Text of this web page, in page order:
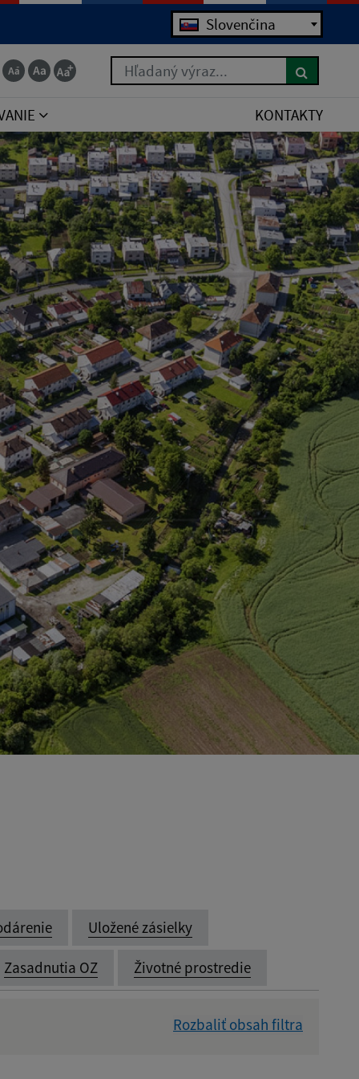
Slovenčina
Hľadaný výraz...
KONTAKTY
Uložené zásielky
Zasadnutia OZ Životné prostredie
Rozbaliť obsah filtra